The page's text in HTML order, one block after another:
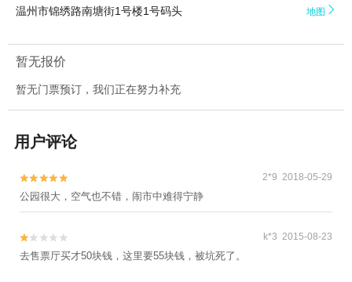
温州市锦绣路南塘街1号楼1号码头 地图 
暂无报价
暂无门票预订，我们正在努力补充
用户评论

 2*9 2018-05-29
公园很大，空气也不错，闹市中难得宁静

 k*3 2015-08-23
去售票厅买才50块钱，这里要55块钱，被坑死了。